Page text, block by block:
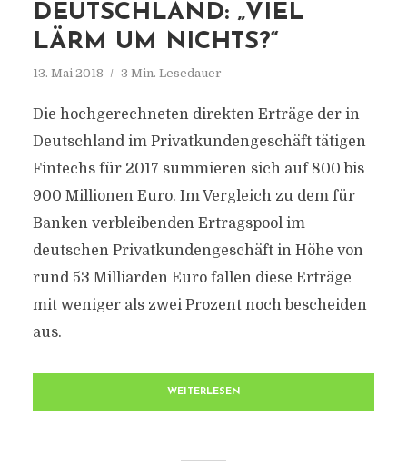
DEUTSCHLAND: „VIEL
LÄRM UM NICHTS?“
13. Mai 2018 3 Min. Lesedauer
Die hochgerechneten direkten Erträge der in
Deutschland im Privatkundengeschäft tätigen
Fintechs für 2017 summieren sich auf 800 bis
900 Millionen Euro. Im Vergleich zu dem für
Banken verbleibenden Ertragspool im
deutschen Privatkundengeschäft in Höhe von
rund 53 Milliarden Euro fallen diese Erträge
mit weniger als zwei Prozent noch bescheiden
aus.
WEITERLESEN